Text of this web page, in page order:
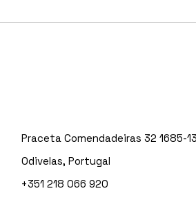
Praceta Comendadeiras 32 1685-
Odivelas, Portugal
+351 218 066 920